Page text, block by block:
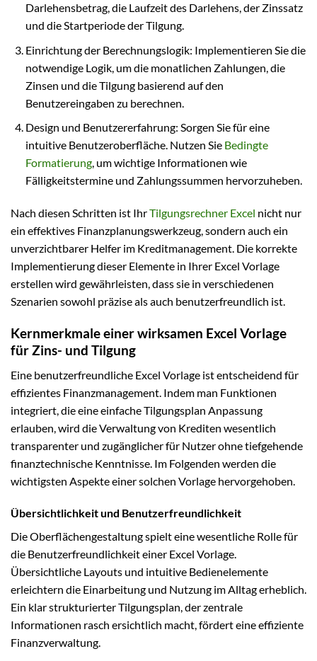
Darlehensbetrag, die Laufzeit des Darlehens, der Zinssatz
und die Startperiode der Tilgung.
Einrichtung der Berechnungslogik: Implementieren Sie die
notwendige Logik, um die monatlichen Zahlungen, die
Zinsen und die Tilgung basierend auf den
Benutzereingaben zu berechnen.
Design und Benutzererfahrung: Sorgen Sie für eine
intuitive Benutzeroberfläche. Nutzen Sie Bedingte
Formatierung, um wichtige Informationen wie
Fälligkeitstermine und Zahlungssummen hervorzuheben.
Nach diesen Schritten ist IhrTilgungsrechner Excel nicht nur
ein effektives Finanzplanungswerkzeug, sondern auch ein
unverzichtbarer Helfer im Kreditmanagement. Die korrekte
Implementierung dieser Elemente in Ihrer Excel Vorlage
erstellen wird gewährleisten, dass sie in verschiedenen
Szenarien sowohl präzise als auch benutzerfreundlich ist.
Kernmerkmale einer wirksamen Excel Vorlage
für Zins- und Tilgung
Eine benutzerfreundliche Excel Vorlage ist entscheidend für
effizientes Finanzmanagement. Indem man Funktionen
integriert, die eine einfache Tilgungsplan Anpassung
erlauben, wird die Verwaltung von Krediten wesentlich
transparenter und zugänglicher für Nutzer ohne tiefgehende
finanztechnische Kenntnisse. Im Folgenden werden die
wichtigsten Aspekte einer solchen Vorlage hervorgehoben.
Übersichtlichkeit und Benutzerfreundlichkeit
Die Oberflächengestaltung spielt eine wesentliche Rolle für
die Benutzerfreundlichkeit einer Excel Vorlage.
Übersichtliche Layouts und intuitive Bedienelemente
erleichtern die Einarbeitung und Nutzung im Alltag erheblich.
Ein klar strukturierter Tilgungsplan, der zentrale
Informationen rasch ersichtlich macht, fördert eine effiziente
Finanzverwaltung.